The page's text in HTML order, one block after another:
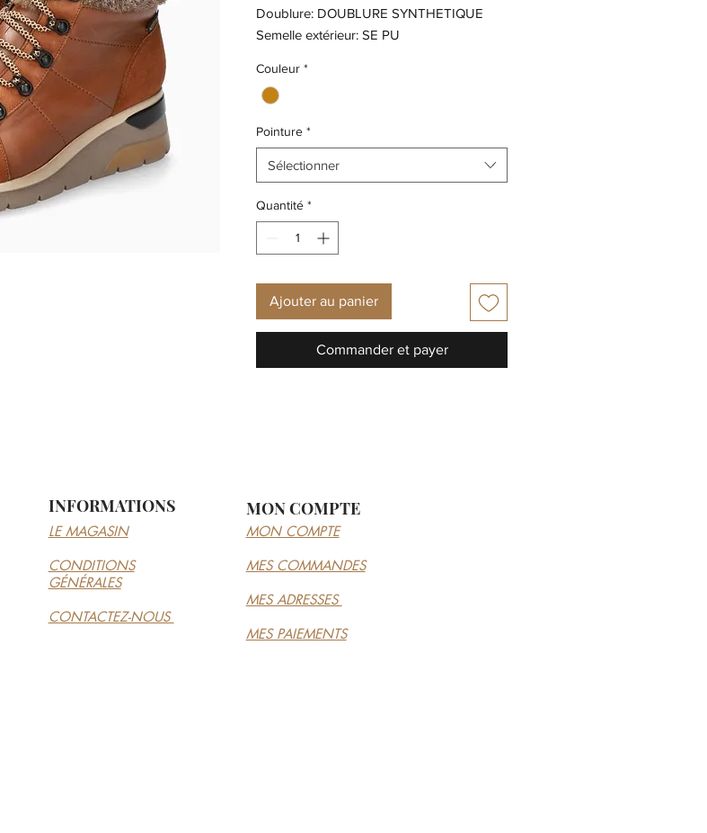
Doublure: DOUBLURE SYNTHETIQUE
Semelle extérieur: SE PU
GLISSIÈRE, LACETS
Largeur: G (largeur standard)
Couleur *
Pointure *
Sélectionner
Quantité *
Ajouter au panier
Commander et payer
INFORMATIONS MON COMPTE
LE MAGASIN
CONDITIONS
GÉNÉRALES
CONTACTEZ-NOUS
MON COMPTE
MES COMMANDES
MES ADRESSES
MES PAIEMENTS